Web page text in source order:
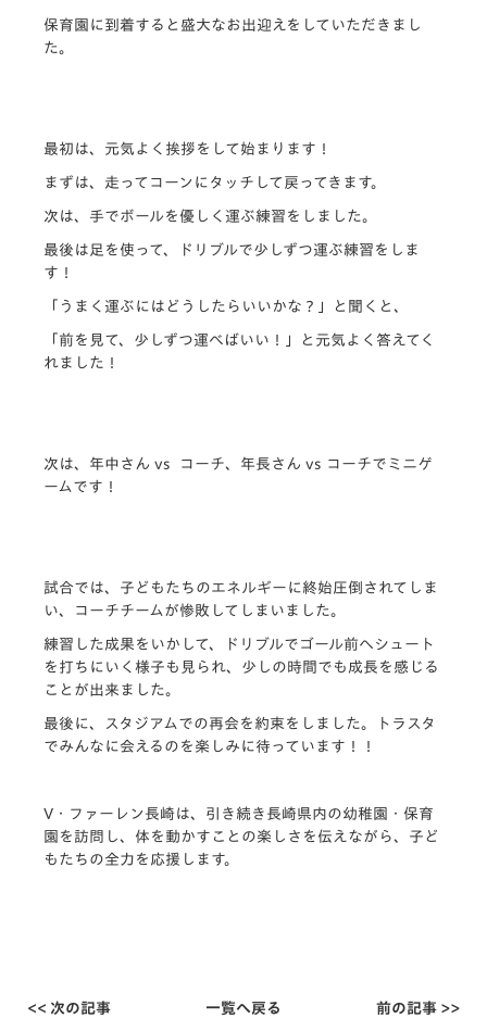
保育園に到着すると盛大なお出迎えをしていただきまし
た。
最初は、元気よく挨拶をして始まります！
まずは、走ってコーンにタッチして戻ってきます。
次は、手でボールを優しく運ぶ練習をしました。
最後は足を使って、ドリブルで少しずつ運ぶ練習をしま
す！
「うまく運ぶにはどうしたらいいかな？」と聞くと、
「前を見て、少しずつ運べばいい！」と元気よく答えてく
れました！
次は、年中さん vs コーチ、年長さん vs コーチでミニゲ
ームです！
試合では、子どもたちのエネルギーに終始圧倒されてしま
い、コーチチームが惨敗してしまいました。
練習した成果をいかして、ドリブルでゴール前へシュート
を打ちにいく様子も見られ、少しの時間でも成長を感じる
ことが出来ました。
最後に、スタジアムでの再会を約束をしました。トラスタ
でみんなに会えるのを楽しみに待っています！！
V・ファーレン長崎は、引き続き長崎県内の幼稚園・保育
園を訪問し、体を動かすことの楽しさを伝えながら、子ど
もたちの全力を応援します。
<< 次の記事 一覧へ戻る 前の記事 >>